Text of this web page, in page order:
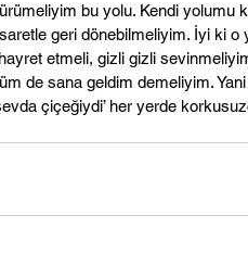
bu yolu. Kendi yolumu
geri dönebilmeliyim. İyi ki o
etmeli, gizli gizli
de sana geldim demeliyim.
çiçeğiydi’ her yerde